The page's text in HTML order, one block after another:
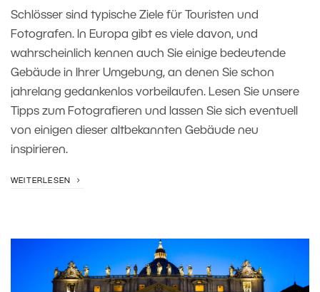
Schlösser sind typische Ziele für Touristen und
Fotografen. In Europa gibt es viele davon, und
wahrscheinlich kennen auch Sie einige bedeutende
Gebäude in Ihrer Umgebung, an denen Sie schon
jahrelang gedankenlos vorbeilaufen. Lesen Sie unsere
Tipps zum Fotografieren und lassen Sie sich eventuell
von einigen dieser altbekannten Gebäude neu
inspirieren.
WEITERLESEN